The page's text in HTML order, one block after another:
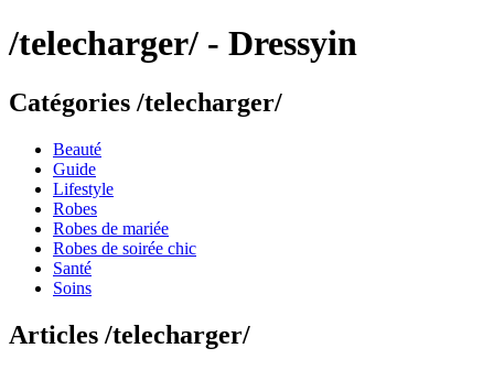
/telecharger/ - Dressyin
Catégories /telecharger/
Beauté
Guide
Lifestyle
Robes
Robes de mariée
Robes de soirée chic
Santé
Soins
Articles /telecharger/